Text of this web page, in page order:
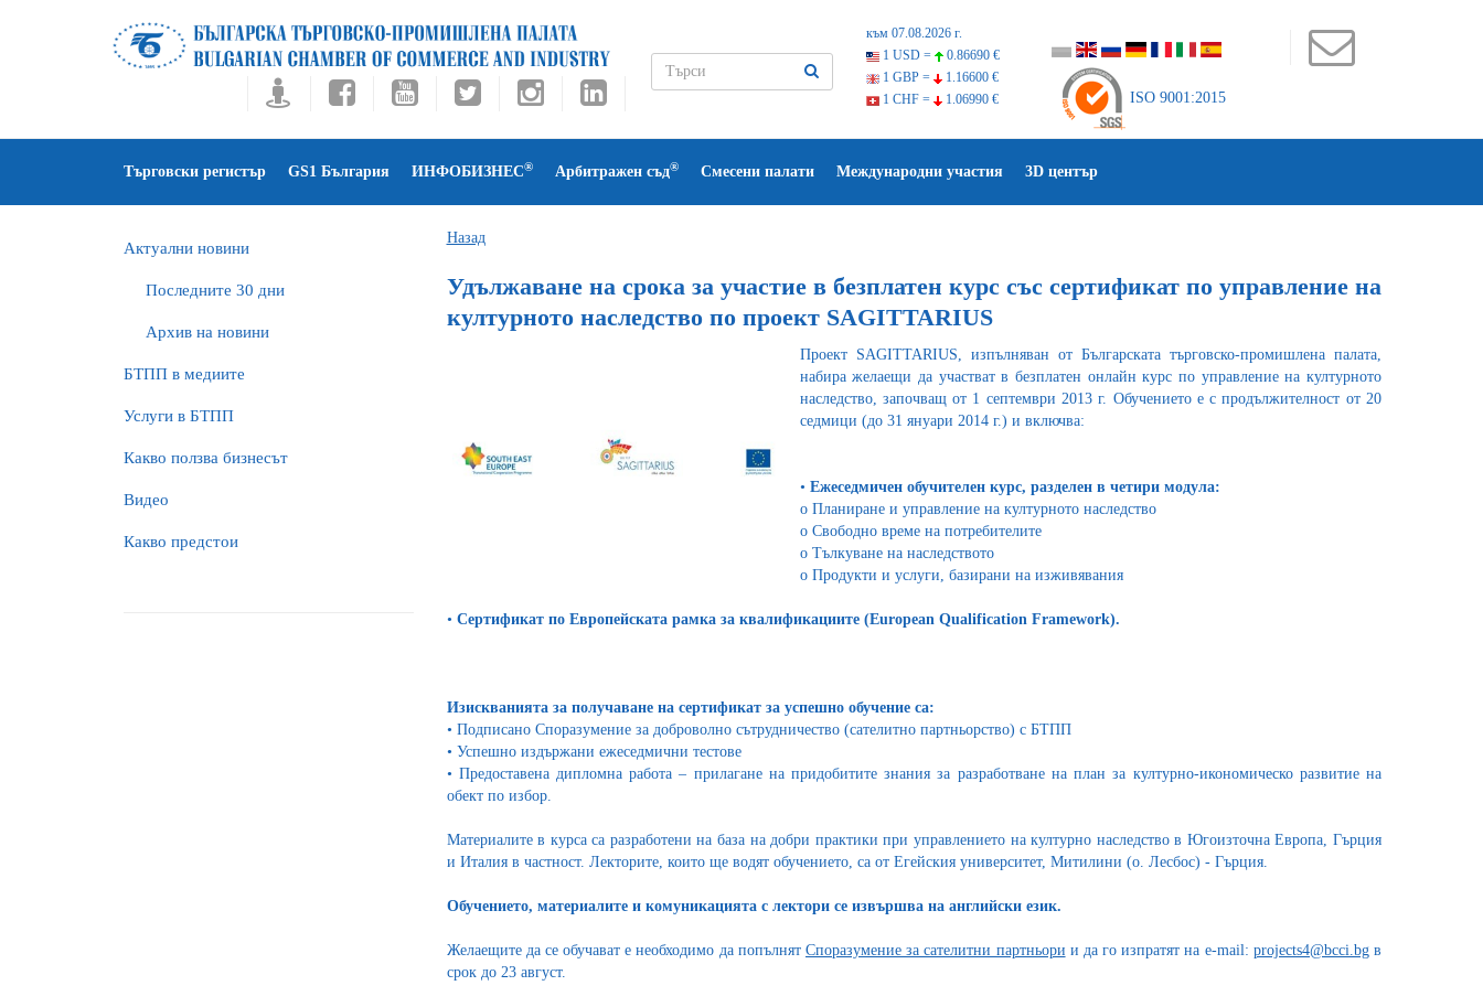
към 07.08.2026 г.
1 USD =
0.86690 €
1 GBP =
1.16600 €
1 CHF =
1.06990 € ISO 9001:2015
Търговски регистър GS1 България ИНФОБИЗНЕС® Арбитражен съд® Смесени палати Международни участия 3D център
Актуални новини
Последните 30 дни
Архив на новини
БTПП в медиите
Услуги в БТПП
Какво ползва бизнесът
Видео
Какво предстои
Назад
Удължаване на срока за участие в безплатен курс със сертификат по управление на
културното наследство по проект SAGITTARIUS
Проект SAGITTARIUS, изпълняван от Българската търговско-промишлена палата,
набира желаещи да участват в безплатен онлайн курс по управление на културното
наследство, започващ от 1 септември 2013 г. Обучението е с продължителност от 20
седмици (до 31 януари 2014 г.) и включва:
• Ежеседмичен обучителен курс, разделен в четири модула:
o Планиране и управление на културното наследство
o Свободно време на потребителите
o Тълкуване на наследството
o Продукти и услуги, базирани на изживявания
• Сертификат по Европейската рамка за квалификациите (European Qualification Framework).
Изискванията за получаване на сертификат за успешно обучение са:
• Подписано Споразумение за доброволно сътрудничество (сателитно партньорство) с БТПП
• Успешно издържани ежеседмични тестове
• Предоставена дипломна работа – прилагане на придобитите знания за разработване на план за културно-икономическо развитие на
обект по избор.
Материалите в курса са разработени на база на добри практики при управлението на културно наследство в Югоизточна Европа, Гърция
и Италия в частност. Лекторите, които ще водят обучението, са от Егейския университет, Митилини (о. Лесбос) - Гърция.
Обучението, материалите и комуникацията с лектори се извършва на английски език.
Желаещите да се обучават е необходимо да попълнят Споразумение за сателитни партньори и да го изпратят на e-mail: projects4@bcci.bgв
срок до 23 август.